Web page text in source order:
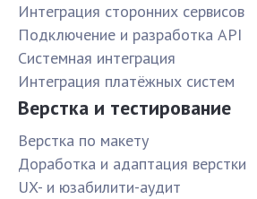
Интеграция сторонних сервисов
Подключение и разработка API
Системная интеграция
Интеграция платёжных систем
Верстка и тестирование
Верстка по макету
Доработка и адаптация верстки
UX- и юзабилити-аудит